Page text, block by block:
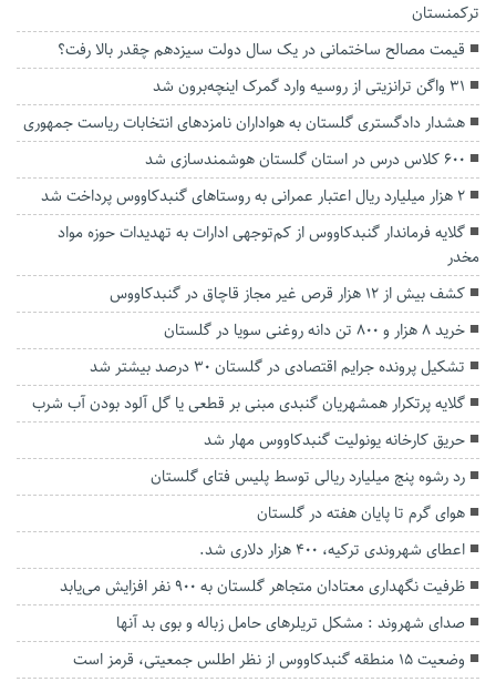
ترکمنستان
قیمت مصالح ساختمانی در یک سال دولت سیزدهم چقدر بالا رفت؟
۳۱ واگن ترانزیتی از روسیه وارد گمرک اینچه‌برون شد
هشدار دادگستری گلستان‌ به هواداران نامزدهای انتخابات ریاست جمهوری
۶۰۰ کلاس درس در استان گلستان هوشمندسازی شد
۲ هزار میلیارد ریال اعتبار عمرانی به روستاهای گنبدکاووس پرداخت شد
گلایه فرماندار گنبدکاووس از کم‌توجهی ادارات به تهدیدات حوزه مواد
مخدر
کشف بیش از ۱۲ هزار قرص غیر مجاز قاچاق در گنبدکاووس
خرید ۸ هزار و ۸۰۰ تن دانه روغنی سویا در گلستان
تشکیل پرونده‌ جرایم اقتصادی در گلستان ۳۰ درصد بیشتر شد
گلایه پرتکرار همشهریان گنبدی مبنی بر قطعی یا گل آلود بودن آب شرب
حریق کارخانه یونولیت گنبدکاووس مهار شد
رد رشوه پنج میلیارد ریالی توسط پلیس فتای گلستان
هوای گرم تا پایان هفته در گلستان
اعطای شهروندی ترکیه، 400 هزار دلاری شد.
ظرفیت نگهداری معتادان متجاهر گلستان به ۹۰۰ نفر افزایش می‌یابد
صدای شهروند : مشکل تریلرهای حامل زباله و بوی بد آنها
وضعیت ۱۵ منطقه گنبدکاووس از نظر اطلس جمعیتی، قرمز است